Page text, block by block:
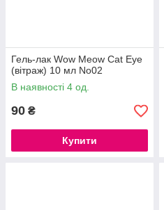
Гель-лак Wow Meow Cat Eye
(вітраж) 10 мл No02
В наявності 4 од.
90 ₴
Купити